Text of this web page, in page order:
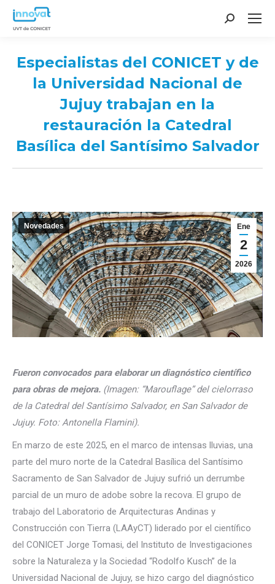
Search:
Especialistas del CONICET y de
la Universidad Nacional de
Jujuy trabajan en la
restauración la Catedral
Basílica del Santísimo Salvador
Ene
2
2026
Novedades
Fueron convocados para elaborar un diagnóstico científico
para obras de mejora. (Imagen: “Marouflage” del cielorraso
de la Catedral del Santísimo Salvador, en San Salvador de
Jujuy. Foto: Antonella Flamini).
En marzo de este 2025, en el marco de intensas lluvias, una
parte del muro norte de la Catedral Basílica del Santísimo
Sacramento de San Salvador de Jujuy sufrió un derrumbe
parcial de un muro de adobe sobre la recova. El grupo de
trabajo del Laboratorio de Arquitecturas Andinas y
Construcción con Tierra (LAAyCT) liderado por el científico
del CONICET Jorge Tomasi, del Instituto de Investigaciones
sobre la Naturaleza y la Sociedad “Rodolfo Kusch” de la
Universidad Nacional de Jujuy, se hizo cargo del diagnóstico